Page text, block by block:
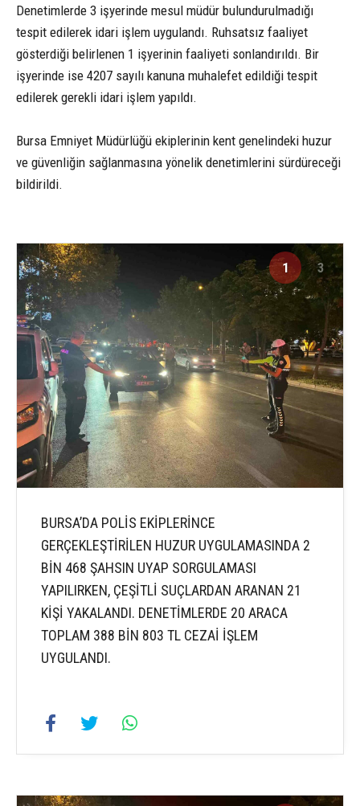
Denetimlerde 3 işyerinde mesul müdür bulundurulmadığı
tespit edilerek idari işlem uygulandı. Ruhsatsız faaliyet
gösterdiği belirlenen 1 işyerinin faaliyeti sonlandırıldı. Bir
işyerinde ise 4207 sayılı kanuna muhalefet edildiği tespit
edilerek gerekli idari işlem yapıldı.
Bursa Emniyet Müdürlüğü ekiplerinin kent genelindeki huzur
ve güvenliğin sağlanmasına yönelik denetimlerini sürdüreceği
bildirildi.
1 3
BURSA’DA POLİS EKİPLERİNCE
GERÇEKLEŞTİRİLEN HUZUR UYGULAMASINDA 2
BİN 468 ŞAHSIN UYAP SORGULAMASI
YAPILIRKEN, ÇEŞİTLİ SUÇLARDAN ARANAN 21
KİŞİ YAKALANDI. DENETİMLERDE 20 ARACA
TOPLAM 388 BİN 803 TL CEZAİ İŞLEM
UYGULANDI.